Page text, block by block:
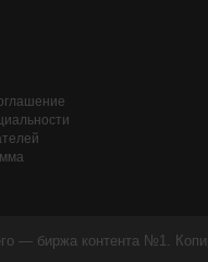
— биржа контента №1.